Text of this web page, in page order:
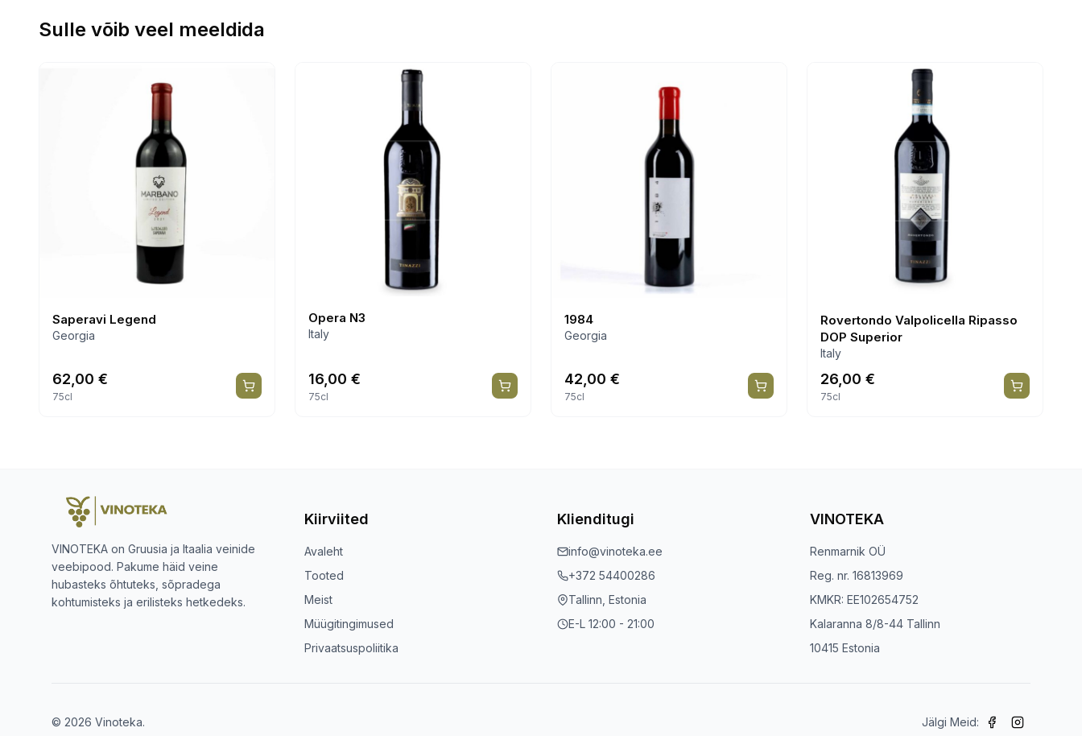
Sulle võib veel meeldida
Saperavi Legend
Georgia
62,00 €
75cl
Opera N3
Italy
16,00 €
75cl
1984
Georgia
42,00 €
75cl
Rovertondo Valpolicella Ripasso
DOP Superior
Italy
26,00 €
75cl
VINOTEKA on Gruusia ja Itaalia veinide
veebipood. Pakume häid veine
hubasteks õhtuteks, sõpradega
kohtumisteks ja erilisteks hetkedeks.
Kiirviited
Avaleht
Tooted
Meist
Müügitingimused
Privaatsuspoliitika
Klienditugi
info@vinoteka.ee
+372 54400286
Tallinn, Estonia
E-L 12:00 - 21:00
VINOTEKA
Renmarnik OÜ
Reg. nr. 16813969
KMKR: EE102654752
Kalaranna 8/8-44 Tallinn
10415 Estonia
© 2026 Vinoteka. Jälgi Meid: